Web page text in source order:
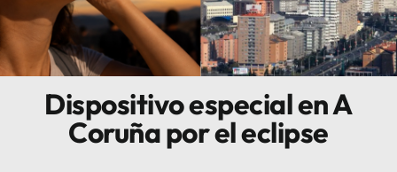
Sostenibilidad
Innova
Dispositivo especial en A
Coruña por el eclipse